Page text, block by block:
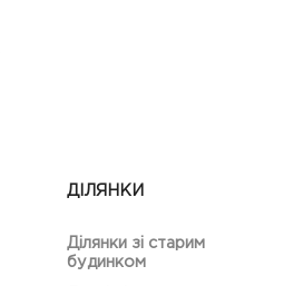
ДІЛЯНКИ
Ділянки зі старим
будинком